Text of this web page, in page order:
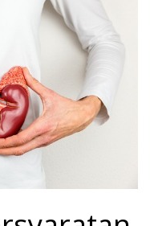
DAN